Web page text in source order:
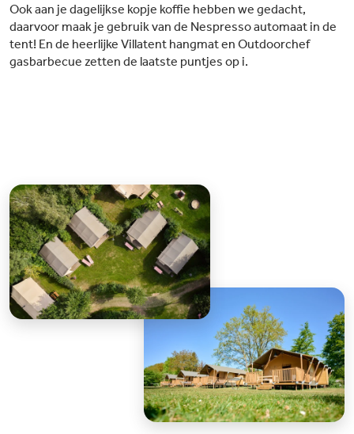
Ook aan je dagelijkse kopje koffie hebben we gedacht,
daarvoor maak je gebruik van de Nespresso automaat in de
tent! En de heerlijke Villatent hangmat en Outdoorchef
gasbarbecue zetten de laatste puntjes op i.